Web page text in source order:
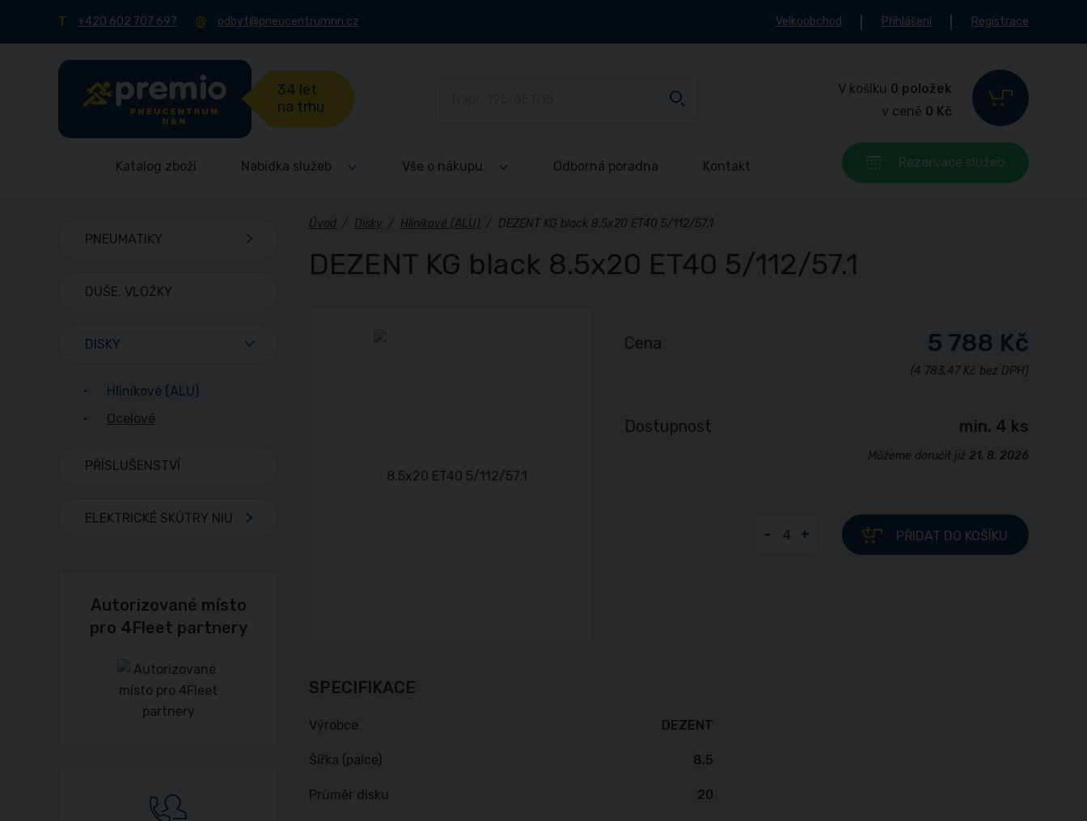
+420 602 707 697 odbyt@pneucentrumnn.cz Velkoobchod Přihlášení Registrace
34 let
na trhu
V košíku 0 položek
v ceně 0 Kč
Katalog zboží Nabídka služeb Vše o nákupu Odborná poradna Kontakt Rezervace služeb
Úvod / Disky / Hliníkové (ALU) / DEZENT KG black 8.5x20 ET40 5/112/57.1
DEZENT KG black 8.5x20 ET40 5/112/57.1
Cena 5 788 Kč
(4 783,47 Kč bez DPH)
Dostupnost min. 4 ks
Můžeme doručit již 21. 8. 2026
- + PŘIDAT DO KOŠÍKU
SPECIFIKACE
Výrobce DEZENT
Šířka (palce) 8.5
Průměr disku 20
PNEUMATIKY
DUŠE, VLOŽKY
DISKY
Hliníkové (ALU)
Ocelové
PŘÍSLUŠENSTVÍ
ELEKTRICKÉ SKÚTRY NIU
Autorizované místo
pro 4Fleet partnery